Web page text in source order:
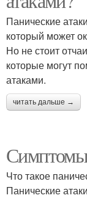
Панические
который может
Но не стоит
которые могут
атаками.
читать дальше →
Симптомы
Что такое
Панические